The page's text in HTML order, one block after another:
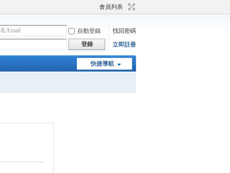
會員列表
自動登錄
找回密碼
登錄 立即註冊
快捷導航